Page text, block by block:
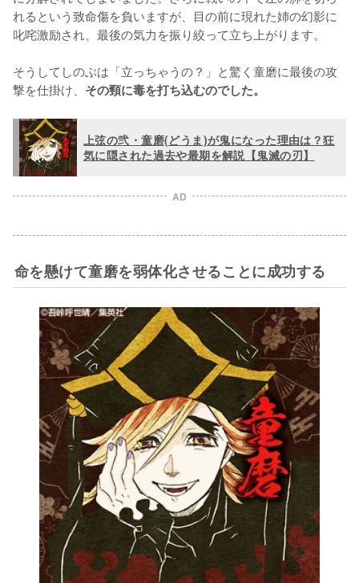
れるという致命傷を負いますが、目の前に現れた姉の幻影に
叱咤激励され、最後の気力を振り絞って立ち上がります。
そうしてしのぶは「立っちゃうの？」と驚く童磨に最後の攻
撃を仕掛け、 その頸に毒を打ち込むのでした。
上弦の弐・童磨(どうま)が鬼になった理由は？狂
気に隠された過去や最期を解説【鬼滅の刃】
AD
命を懸けて童磨を弱体化させることに成功する